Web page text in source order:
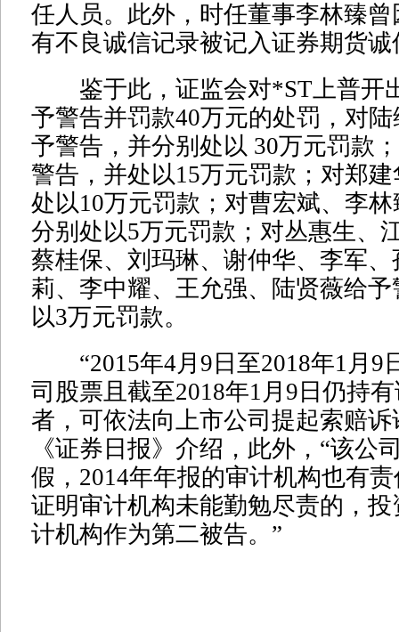
任人员。此外，时任董事李林臻
有不良诚信记录被记入证券期货诚
鉴于此，证监会对*ST上普开
予警告并罚款40万元的处罚，对
予警告，并分别处以 30万元罚款
警告，并处以15万元罚款；对郑
处以10万元罚款；对曹宏斌、李
分别处以5万元罚款；对丛惠生、
蔡桂保、刘玛琳、谢仲华、李军
莉、李中耀、王允强、陆贤薇给
以3万元罚款。
“2015年4月9日至2018年1月9
司股票且截至2018年1月9日仍持
者，可依法向上市公司提起索赔诉
《证券日报》介绍，此外，“该公
假，2014年年报的审计机构也有
证明审计机构未能勤勉尽责的，
计机构作为第二被告。”